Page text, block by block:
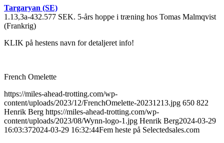
Targaryan (SE)
1.13,3a-432.577 SEK. 5-års hoppe i træning hos Tomas Malmqvist
(Frankrig)
KLIK på hestens navn for detaljeret info!
French Omelette
https://miles-ahead-trotting.com/wp-
content/uploads/2023/12/FrenchOmelette-20231213.jpg 650 822
Henrik Berg https://miles-ahead-trotting.com/wp-
content/uploads/2023/08/Wynn-logo-1.jpg Henrik Berg2024-03-29
16:03:372024-03-29 16:32:44Fem heste på Selectedsales.com